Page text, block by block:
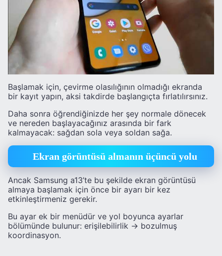
Başlamak için, çevirme olasılığının olmadığı ekranda
bir kayıt yapın, aksi takdirde başlangıçta fırlatılırsınız.
Daha sonra öğrendiğinizde her şey normale dönecek
ve nereden başlayacağınız arasında bir fark
kalmayacak: sağdan sola veya soldan sağa.
Ekran görüntüsü almanın üçüncü yolu
Ancak Samsung a13’te bu şekilde ekran görüntüsü
almaya başlamak için önce bir ayarı bir kez
etkinleştirmeniz gerekir.
Bu ayar ek bir menüdür ve yol boyunca ayarlar
bölümünde bulunur: erişilebilirlik -> bozulmuş
koordinasyon.